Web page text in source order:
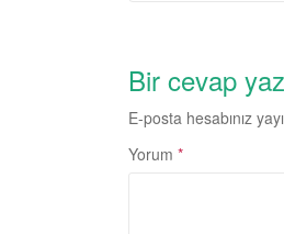
Bir cevap
E-posta hesabınız
Yorum *